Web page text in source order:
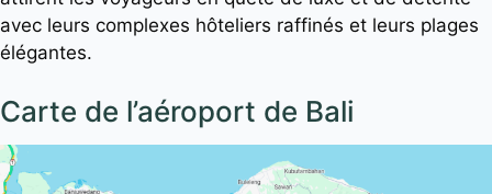
avec leurs complexes hôteliers raffinés et leurs plages
élégantes.
Carte de l’aéroport de Bali